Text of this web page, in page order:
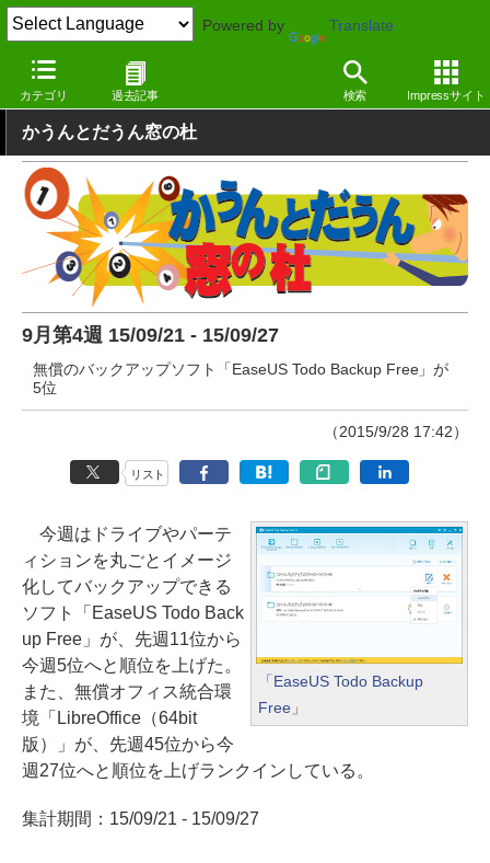
Powered by Translate
カテゴリ 過去記事 検索 Impressサイト
窓の杜 その他の話題
かうんとだうん窓の杜
9月第4週 15/09/21 - 15/09/27
無償のバックアップソフト「EaseUS Todo Backup Free」が
5位
（2015/9/28 17:42）
リスト
「EaseUS Todo Backup
Free」
今週はドライブやパーテ
ィションを丸ごとイメージ
化してバックアップできる
ソフト「EaseUS Todo Back
up Free」が、先週11位から
今週5位へと順位を上げた。
また、無償オフィス統合環
境「LibreOffice（64bit
版）」が、先週45位から今
週27位へと順位を上げランクインしている。
集計期間：15/09/21 - 15/09/27